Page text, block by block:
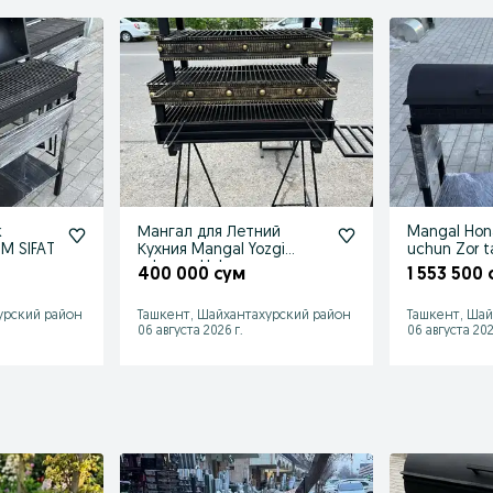
SIFAT
район
Мангал для Летний
Кухния Mangal Yozgi
oshxona Uchun
400 000 сум
Ташкент, Шайхантахурский район
06 августа 2026 г.
Mangal
uchun Zor
1 553 500
Ташкент,
06 августа